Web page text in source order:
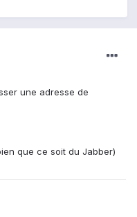
une adresse de
que ce soit du Jabber)